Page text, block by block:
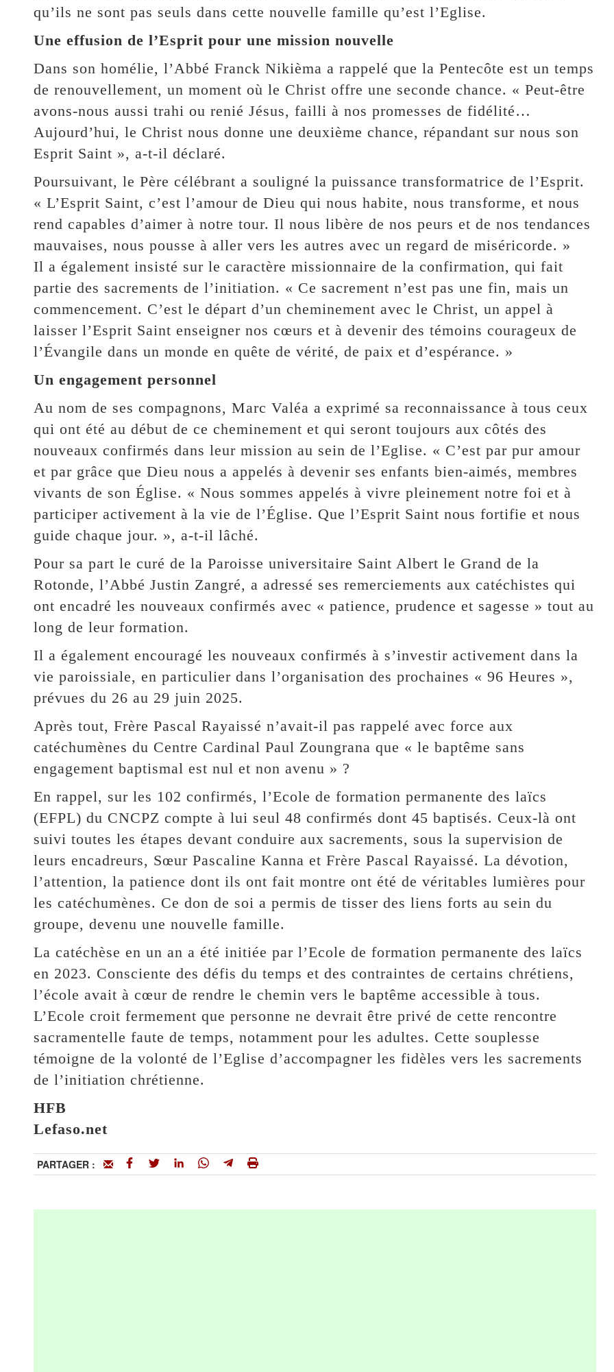
qu’ils ne sont pas seuls dans cette nouvelle famille qu’est l’Eglise.
Une effusion de l’Esprit pour une mission nouvelle
Dans son homélie, l’Abbé Franck Nikièma a rappelé que la Pentecôte est un temps
de renouvellement, un moment où le Christ offre une seconde chance. « Peut-être
avons-nous aussi trahi ou renié Jésus, failli à nos promesses de fidélité…
Aujourd’hui, le Christ nous donne une deuxième chance, répandant sur nous son
Esprit Saint », a-t-il déclaré.
Poursuivant, le Père célébrant a souligné la puissance transformatrice de l’Esprit.
« L’Esprit Saint, c’est l’amour de Dieu qui nous habite, nous transforme, et nous
rend capables d’aimer à notre tour. Il nous libère de nos peurs et de nos tendances
mauvaises, nous pousse à aller vers les autres avec un regard de miséricorde. »
Il a également insisté sur le caractère missionnaire de la confirmation, qui fait
partie des sacrements de l’initiation. « Ce sacrement n’est pas une fin, mais un
commencement. C’est le départ d’un cheminement avec le Christ, un appel à
laisser l’Esprit Saint enseigner nos cœurs et à devenir des témoins courageux de
l’Évangile dans un monde en quête de vérité, de paix et d’espérance. »
Un engagement personnel
Au nom de ses compagnons, Marc Valéa a exprimé sa reconnaissance à tous ceux
qui ont été au début de ce cheminement et qui seront toujours aux côtés des
nouveaux confirmés dans leur mission au sein de l’Eglise. « C’est par pur amour
et par grâce que Dieu nous a appelés à devenir ses enfants bien-aimés, membres
vivants de son Église. « Nous sommes appelés à vivre pleinement notre foi et à
participer activement à la vie de l’Église. Que l’Esprit Saint nous fortifie et nous
guide chaque jour. », a-t-il lâché.
Pour sa part le curé de la Paroisse universitaire Saint Albert le Grand de la
Rotonde, l’Abbé Justin Zangré, a adressé ses remerciements aux catéchistes qui
ont encadré les nouveaux confirmés avec « patience, prudence et sagesse » tout au
long de leur formation.
Il a également encouragé les nouveaux confirmés à s’investir activement dans la
vie paroissiale, en particulier dans l’organisation des prochaines « 96 Heures »,
prévues du 26 au 29 juin 2025.
Après tout, Frère Pascal Rayaissé n’avait-il pas rappelé avec force aux
catéchumènes du Centre Cardinal Paul Zoungrana que « le baptême sans
engagement baptismal est nul et non avenu » ?
En rappel, sur les 102 confirmés, l’Ecole de formation permanente des laïcs
(EFPL) du CNCPZ compte à lui seul 48 confirmés dont 45 baptisés. Ceux-là ont
suivi toutes les étapes devant conduire aux sacrements, sous la supervision de
leurs encadreurs, Sœur Pascaline Kanna et Frère Pascal Rayaissé. La dévotion,
l’attention, la patience dont ils ont fait montre ont été de véritables lumières pour
les catéchumènes. Ce don de soi a permis de tisser des liens forts au sein du
groupe, devenu une nouvelle famille.
La catéchèse en un an a été initiée par l’Ecole de formation permanente des laïcs
en 2023. Consciente des défis du temps et des contraintes de certains chrétiens,
l’école avait à cœur de rendre le chemin vers le baptême accessible à tous.
L’Ecole croit fermement que personne ne devrait être privé de cette rencontre
sacramentelle faute de temps, notamment pour les adultes. Cette souplesse
témoigne de la volonté de l’Eglise d’accompagner les fidèles vers les sacrements
de l’initiation chrétienne.
HFB
Lefaso.net
PARTAGER :